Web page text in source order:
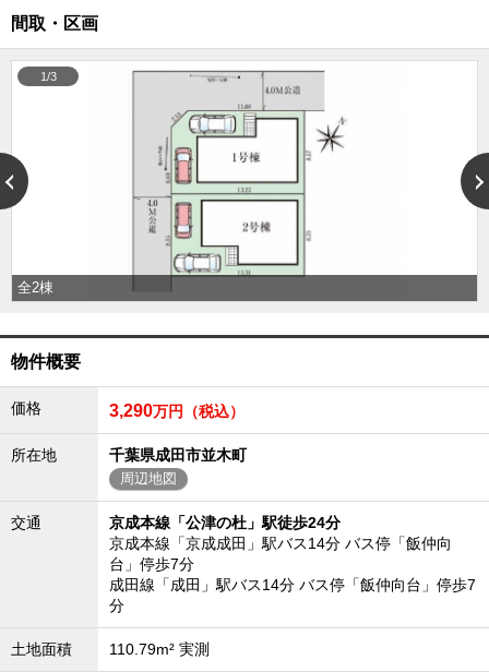
間取・区画
全2棟
1/3
物件概要
価格 3,290万円（税込）
所在地 千葉県成田市並木町
周辺地図
交通
京成本線「公津の杜」駅徒歩24分
京成本線「京成成田」駅バス14分 バス停「飯仲向
台」停歩7分
成田線「成田」駅バス14分 バス停「飯仲向台」停歩7
分
土地面積 110.79m² 実測
東京全域エリア
東京全域エリアの新築一戸建
東京全域エリアのマンション
神奈川全域エリア
神奈川全域エリアの新築一戸建
神奈川全域エリアの中古一戸建
神奈川全域エリアのマンション
沖縄全域エリア
沖縄全域エリアの中古一戸建
沖縄全域エリアのマンション
お客様の声
全店舗営業社員募集！